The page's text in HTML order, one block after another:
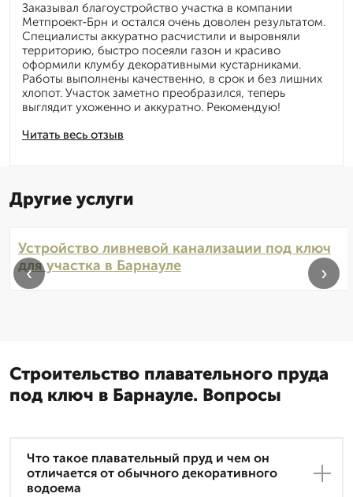
Читать весь отзыв
Заказывал благоустройство участка в компании
Метпроект-Брн и остался очень доволен результатом.
Специалисты аккуратно расчистили и выровняли
территорию, быстро посеяли газон и красиво
оформили клумбу декоративными кустарниками.
Работы выполнены качественно, в срок и без лишних
хлопот. Участок заметно преобразился, теперь
выглядит ухоженно и аккуратно. Рекомендую!
Другие услуги
Устройство ливневой канализации под ключ
для участка в Барнауле
‹ ›
Строительство плавательного пруда
под ключ в Барнауле. Вопросы
Что такое плавательный пруд и чем он
отличается от обычного декоративного
водоема